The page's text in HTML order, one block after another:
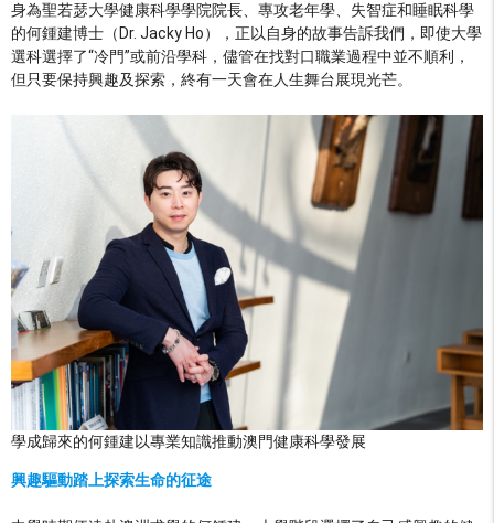
身為聖若瑟大學健康科學學院院長、專攻老年學、失智症和睡眠科學
的何鍾建博士（Dr. Jacky Ho），正以自身的故事告訴我們，即使大學
選科選擇了“冷門”或前沿學科，儘管在找對口職業過程中並不順利，
但只要保持興趣及探索，終有一天會在人生舞台展現光芒。
學成歸來的何鍾建以專業知識推動澳門健康科學發展
興趣驅動踏上探索生命的征途